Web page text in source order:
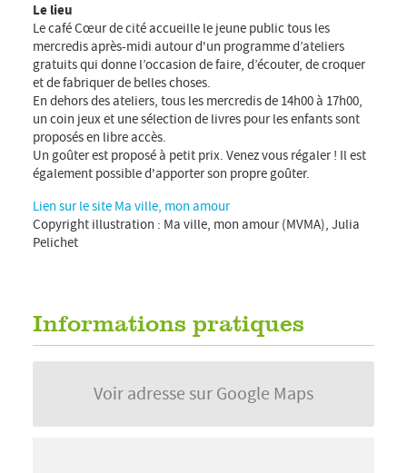
Le lieu
Le café Cœur de cité accueille le jeune public tous les
mercredis après-midi autour d'un programme d’ateliers
gratuits qui donne l’occasion de faire, d’écouter, de croquer
et de fabriquer de belles choses.
En dehors des ateliers, tous les mercredis de 14h00 à 17h00,
un coin jeux et une sélection de livres pour les enfants sont
proposés en libre accès.
Un goûter est proposé à petit prix. Venez vous régaler ! Il est
également possible d'apporter son propre goûter.
Lien sur le site Ma ville, mon amour
Copyright illustration : Ma ville, mon amour (MVMA), Julia
Pelichet
Informations pratiques
Voir adresse sur Google Maps